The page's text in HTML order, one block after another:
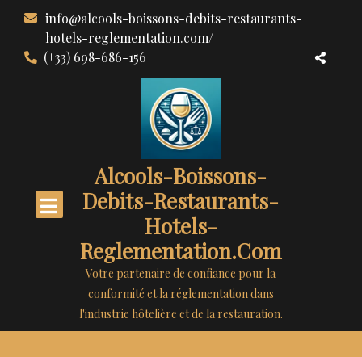
contenu
info@alcools-boissons-debits-restaurants-
hotels-reglementation.com/
(+33) 698-686-156
Alcools-Boissons-
Debits-Restaurants-
Hotels-
Reglementation.com
Votre partenaire de confiance pour la
conformité et la réglementation dans
l'industrie hôtelière et de la restauration.